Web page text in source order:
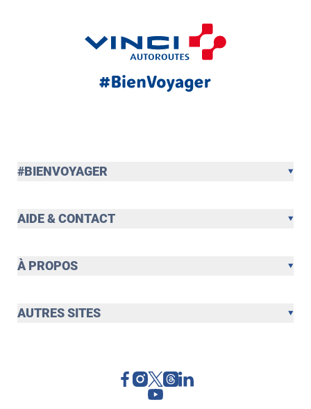
#BIENVOYAGER
AIDE & CONTACT
À PROPOS
AUTRES SITES